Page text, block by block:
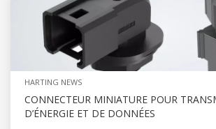
HARTING NEWS
CONNECTEUR MINIATURE POUR
D’ÉNERGIE ET DE DONNÉES